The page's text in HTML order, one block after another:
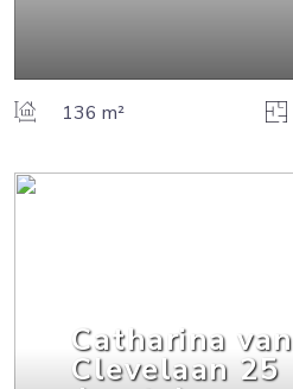
136 m²
Catharina van
Clevelaan 25